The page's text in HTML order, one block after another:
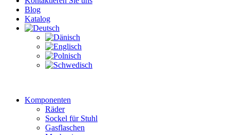
Blog
Katalog
Komponenten
Räder
Sockel für Stuhl
Gasflaschen